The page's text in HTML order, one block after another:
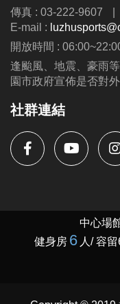
傳真 : 03-222-9607
E-mail :
開放時間 :
逢颱風、地震、豪雨
園市政府宣佈是否對
社群連結